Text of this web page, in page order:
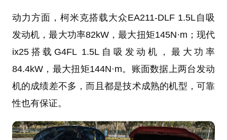
动力方面，柯米克搭载大众EA211-DLF 1.5L自吸
发动机，最大功率82kW，最大扭矩145N·m；现代
ix25搭载G4FL 1.5L自吸发动机，最大功率
84.4kW，最大扭矩144N·m。账面数据上两台发动
机的成绩差不多，而且都是技术成熟的机型，可靠
性也有保证。